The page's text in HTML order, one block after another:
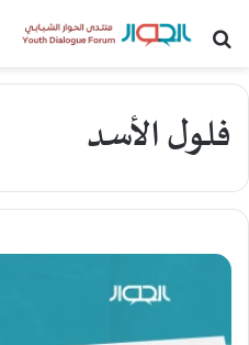
بحث عن
فلول الأسد